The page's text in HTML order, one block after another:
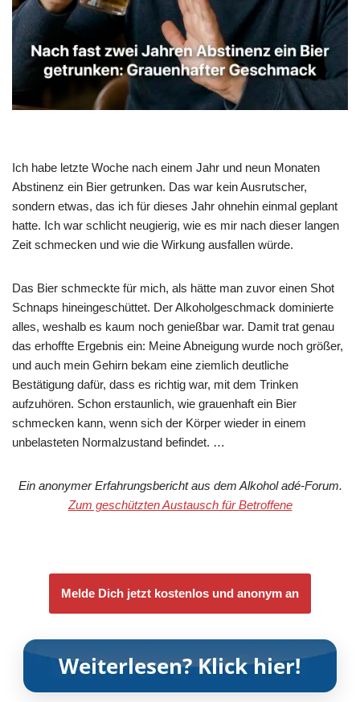
Ich habe letzte Woche nach einem Jahr und neun Monaten
Abstinenz ein Bier getrunken. Das war kein Ausrutscher,
sondern etwas, das ich für dieses Jahr ohnehin einmal geplant
hatte. Ich war schlicht neugierig, wie es mir nach dieser langen
Zeit schmecken und wie die Wirkung ausfallen würde.
Das Bier schmeckte für mich, als hätte man zuvor einen Shot
Schnaps hineingeschüttet. Der Alkoholgeschmack dominierte
alles, weshalb es kaum noch genießbar war. Damit trat genau
das erhoffte Ergebnis ein: Meine Abneigung wurde noch größer,
und auch mein Gehirn bekam eine ziemlich deutliche
Bestätigung dafür, dass es richtig war, mit dem Trinken
aufzuhören. Schon erstaunlich, wie grauenhaft ein Bier
schmecken kann, wenn sich der Körper wieder in einem
unbelasteten Normalzustand befindet. …
Ein anonymer Erfahrungsbericht aus dem Alkohol adé-Forum.
Zum geschützten Austausch für Betroffene
Melde Dich jetzt kostenlos und anonym an